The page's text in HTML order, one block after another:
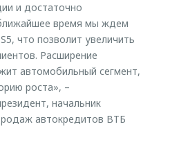
и достаточно
время мы ждем
что позволит увеличить
Расширение
автомобильный сегмент,
роста», –
начальник
автокредитов ВТБ